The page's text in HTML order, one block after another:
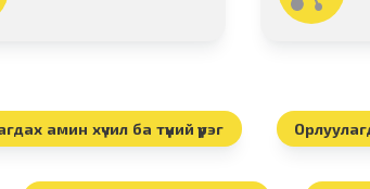
амин хүчил ба түүний үүрэг